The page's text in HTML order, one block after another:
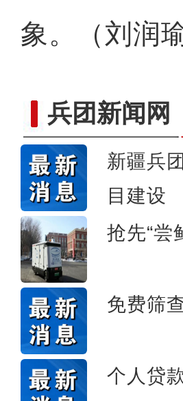
象。（刘润瑜
兵团新闻网
新疆兵
目建设
抢先“尝
免费筛
个人贷
侨乡故